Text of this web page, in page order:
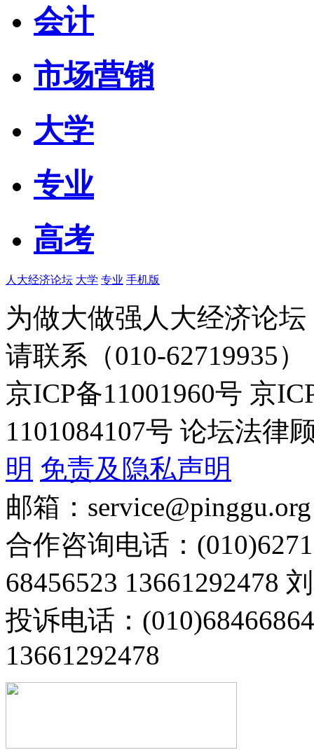
会计
市场营销
大学
专业
高考
人大经济论坛 大学 专业 手机版
为做大做强人大经济论
请联系（010-62719935）
京ICP备11001960号 京
1101084107号 论坛法律
明 免责及隐私声明
邮箱：service@pinggu.org
合作咨询电话：
68456523 13661292478
投诉电话：
13661292478